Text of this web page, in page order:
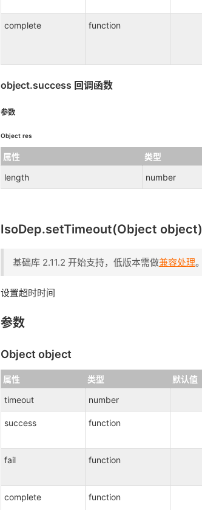
complete function
object.success 回调函数
参数
Object res
属性 类型
length
number
IsoDep.setTimeout(Object object)
基础库 2.11.2 开始支持，低版本需做兼容处理。
设置超时时间
参数
Object object
属性 类型 默认值
timeout
number
success function
fail function
complete function